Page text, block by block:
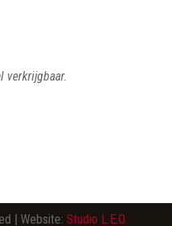
verkrijgbaar.
| Website: Studio L.E.O.